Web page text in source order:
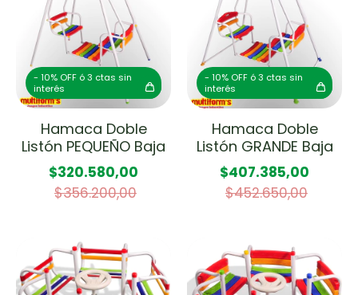
- 10% OFF ó 3 ctas sin
interés
Hamaca Doble
Listón PEQUEÑO Baja
$320.580,00
$356.200,00
- 10% OFF ó 3 ctas sin
interés
Hamaca Doble
Listón GRANDE Baja
$407.385,00
$452.650,00